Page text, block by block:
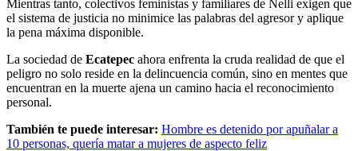
Mientras tanto, colectivos feministas y familiares de Nelli exigen que
el sistema de justicia no minimice las palabras del agresor y aplique
la pena máxima disponible.
La sociedad de Ecatepec ahora enfrenta la cruda realidad de que el
peligro no solo reside en la delincuencia común, sino en mentes que
encuentran en la muerte ajena un camino hacia el reconocimiento
personal.
También te puede interesar: Hombre es detenido por apuñalar a
10 personas, quería matar a mujeres de aspecto feliz